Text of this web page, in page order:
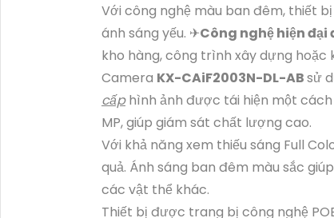
Với công nghệ màu ban đêm, thiết
ánh sáng yếu. ✈Công nghệ hiện
kho hàng, công trình xây dựng hoặc
Camera KX-CAiF2003N-DL-ABsử
cấphình ảnh được tái hiện một cách
MP, giúp giám sát chất lượng cao.
Với khả năng xem thiếu sáng Full
quả. Ánh sáng ban đêm màu sắc
các vật thể khác.
Thiết bị được trang bị công nghệ